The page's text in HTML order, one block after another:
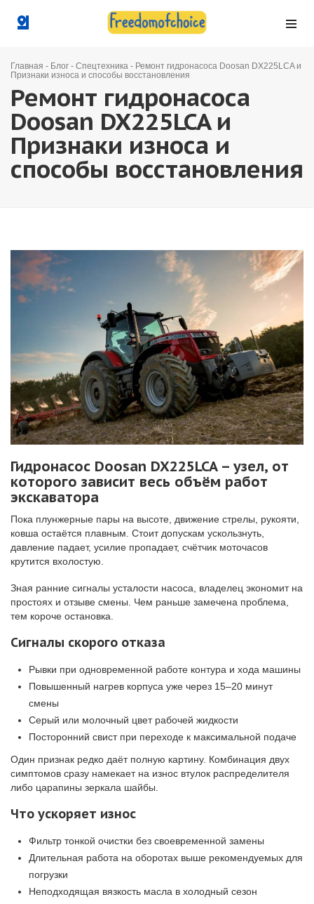
Главная - Блог - Спецтехника - Ремонт гидронасоса Doosan DX225LCA и
Признаки износа и способы восстановления
Ремонт гидронасоса
Doosan DX225LCA и
Признаки износа и
способы восстановления
Гидронасос Doosan DX225LCA – узел, от
которого зависит весь объём работ
экскаватора
Пока плунжерные пары на высоте, движение стрелы, рукояти,
ковша остаётся плавным. Стоит допускам ускользнуть,
давление падает, усилие пропадает, счётчик моточасов
крутится вхолостую.
Зная ранние сигналы усталости насоса, владелец экономит на
простоях и отзыве смены. Чем раньше замечена проблема,
тем короче остановка.
Сигналы скорого отказа
Рывки при одновременной работе контура и хода машины
Повышенный нагрев корпуса уже через 15–20 минут
смены
Серый или молочный цвет рабочей жидкости
Посторонний свист при переходе к максимальной подаче
Один признак редко даёт полную картину. Комбинация двух
симптомов сразу намекает на износ втулок распределителя
либо царапины зеркала шайбы.
Что ускоряет износ
Фильтр тонкой очистки без своевременной замены
Длительная работа на оборотах выше рекомендуемых для
погрузки
Неподходящая вязкость масла в холодный сезон